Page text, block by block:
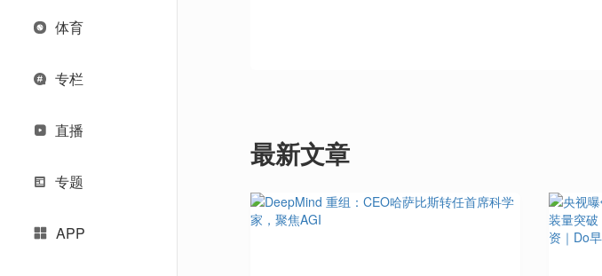
体育
专栏
直播
专题
APP
最新文章